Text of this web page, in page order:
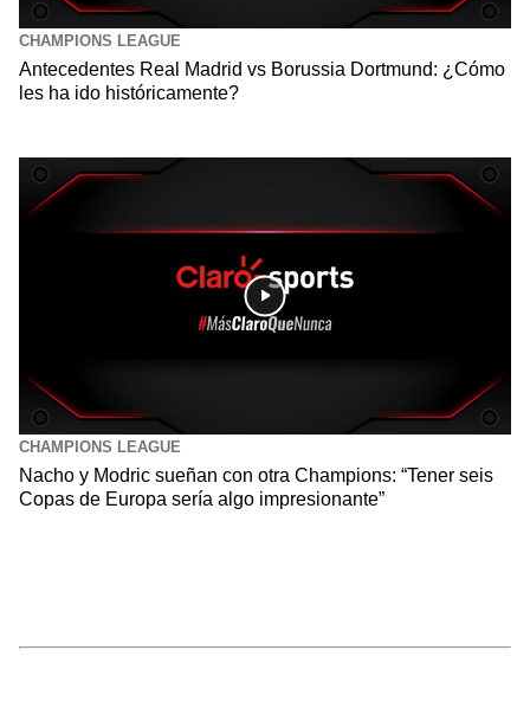
CHAMPIONS LEAGUE
Antecedentes Real Madrid vs Borussia Dortmund: ¿Cómo
les ha ido históricamente?
CHAMPIONS LEAGUE
Nacho y Modric sueñan con otra Champions: “Tener seis
Copas de Europa sería algo impresionante”